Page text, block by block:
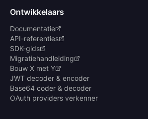
Ontwikkelaars
Documentatie
API-referenties
SDK-gids
Migratiehandleiding
Bouw X met Y
JWT decoder & encoder
Base64 coder & decoder
OAuth providers verkenner